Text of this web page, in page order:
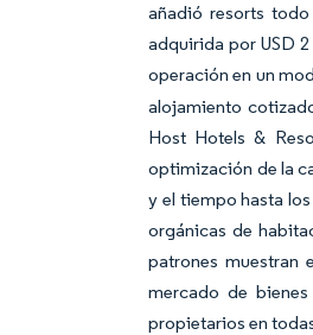
añadió resorts
adquirida por USD
operación en un
alojamiento
Host Hotels &
optimización de la
y el tiempo hasta
orgánicas de
patrones muestran
mercado de
propietarios en